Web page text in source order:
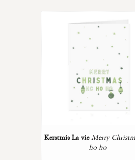
Kerstmis La vie Merry
ho ho